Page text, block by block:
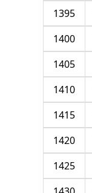
1395
1400
1405
1410
1415
1420
1425